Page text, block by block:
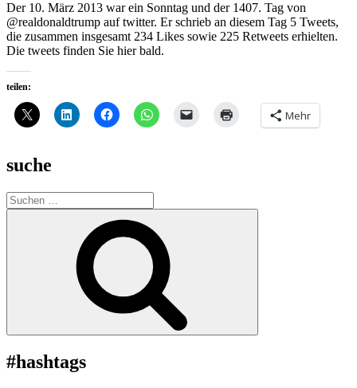
Der 10. März 2013 war ein Sonntag und der 1407. Tag von
@realdonaldtrump auf twitter. Er schrieb an diesem Tag 5 Tweets,
die zusammen insgesamt 234 Likes sowie 225 Retweets erhielten.
Die tweets finden Sie hier bald.
teilen:
Mehr
suche
Suche
nach:
#hashtags